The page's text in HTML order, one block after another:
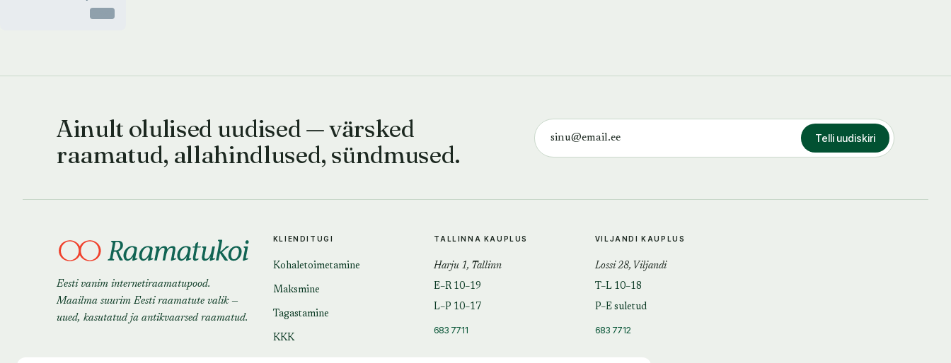
Barrie, Henry, W...
Ainult olulised uudised — värsked
raamatud, allahindlused, sündmused.
Telli uudiskiri
Eesti vanim internetiraamatupood.
Maailma suurim Eesti raamatute valik —
uued, kasutatud ja antikvaarsed raamatud.
KLIENDITUGI
Kohaletoimetamine
Maksmine
Tagastamine
KKK
TALLINNA KAUPLUS
Harju 1, Tallinn
E–R 10–19
L–P 10–17
683 7711
VILJANDI KAUPLUS
Lossi 28, Viljandi
T–L 10–18
P–E suletud
683 7712